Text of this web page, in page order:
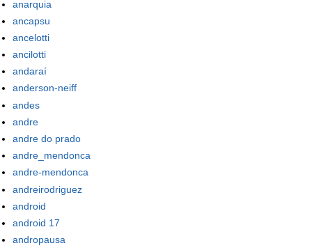
anarquia
ancapsu
ancelotti
ancilotti
andaraí
anderson-neiff
andes
andre
andre do prado
andre_mendonca
andre-mendonca
andreirodriguez
android
android 17
andropausa